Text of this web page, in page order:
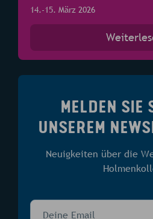
14.-15. März 2026
MELDEN SIE
UNSEREM
Neuigkeiten über die